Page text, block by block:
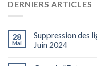
DERNIERS ARTICLES
28
Mai
Suppression des
Juin 2024